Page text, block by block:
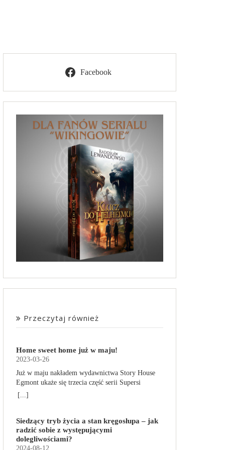
Facebook
Przeczytaj również
Home sweet home już w maju!
2023-03-26
Już w maju nakładem wydawnictwa Story House
Egmont ukaże się trzecia część serii Supersi
scenarzysty Frederic Maupome. Ten tom nosi tytuł
obdarzone supermocami i wspomagane przez
robota o imieniu Al. Są rozdarte między chęcią
prowadzenia normalnego życia wśród ludzi a
[...]
Siedzący tryb życia a stan kręgosłupa – jak
radzić sobie z występującymi
dolegliwościami?
2024-08-12